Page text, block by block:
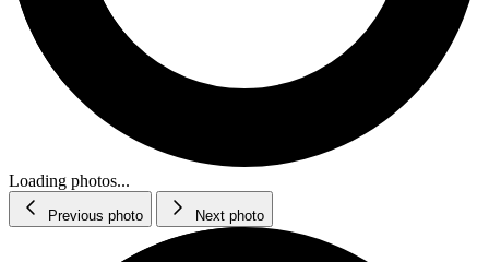
Loading photos...
Previous photo Next photo